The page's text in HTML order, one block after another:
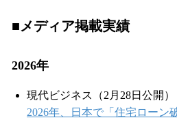
■メディア掲載実績
2026年
現代ビジネス（2月28日公開）
2026年、日本で「住宅ロー